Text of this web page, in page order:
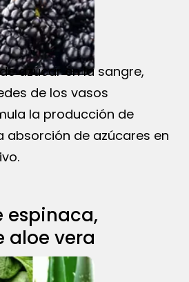
azúcar en la sangre,
de los vasos
la producción de
absorción de azúcares en
espinaca,
aloe vera